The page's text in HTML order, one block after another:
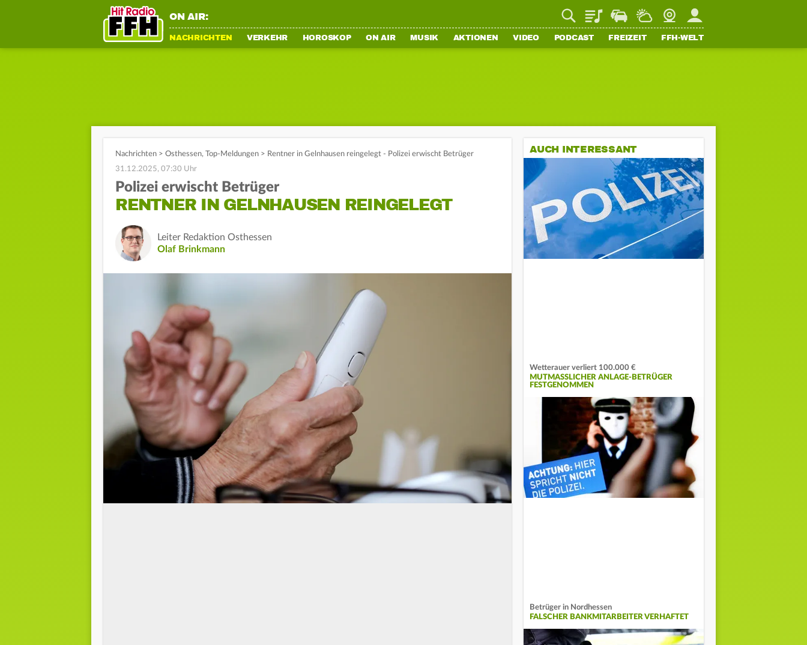
ON AIR: PlaylistStaupilotWetterWebcamMein FFH
NACHRICHTEN VERKEHR HOROSKOP ON AIR MUSIK AKTIONEN VIDEO PODCAST FREIZEIT FFH-WELT
Nachrichten > Osthessen, Top-Meldungen > Rentner in Gelnhausen reingelegt - Polizei erwischt Betrüger
31.12.2025, 07:30 Uhr
Polizei erwischt Betrüger
RENTNER IN GELNHAUSEN REINGELEGT
Leiter Redaktion Osthessen
Olaf Brinkmann
AUCH INTERESSANT
Wetterauer verliert 100.000 €
MUTMASSLICHER ANLAGE-BETRÜGER F
ESTGENOMMEN
Betrüger in Nordhessen
FALSCHER BANKMITARBEITER VERHAFTET